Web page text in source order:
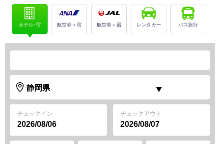
ホテル･宿 航空券＋宿 航空券＋宿 レンタカー バス旅行
チェックイン チェックアウト